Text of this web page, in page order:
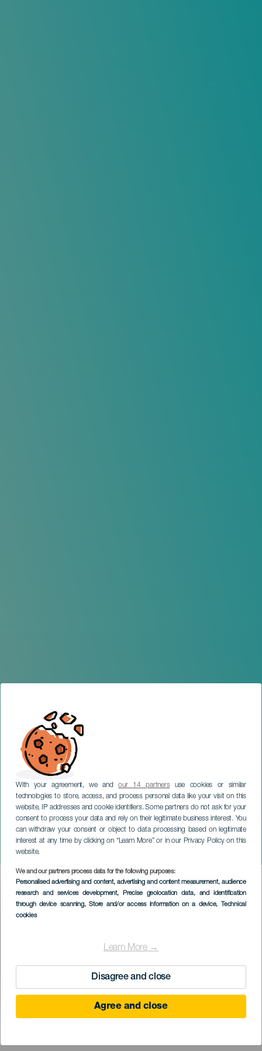
With your agreement, we andour 14 partnersuse cookies or similar
technologies to store, access, and process personal data like your visit on this
website, IP addresses and cookie identifiers. Some partners do not ask for your
consent to process your data and rely on their legitimate business interest. You
can withdraw your consent or object to data processing based on legitimate
interest at any time by clicking on “Learn More” or in our Privacy Policy on this
website.
We and our partners process data for the following purposes:
Personalised advertising and content, advertising and content measurement, audience
research and services development, Precise geolocation data, and identification
through device scanning, Store and/or access information on a device, Technical
cookies
Learn More →
Disagree and close
Agree and close
Maribel és a különös család
GRAN CANARIA
Imagen
Listado